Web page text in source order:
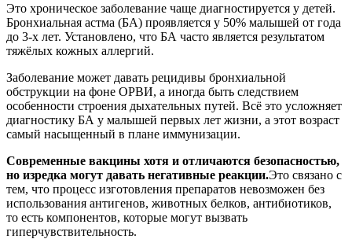
Это хроническое заболевание чаще диагностируется у детей.
Бронхиальная астма (БА) проявляется у 50% малышей от года
до 3-х лет. Установлено, что БА часто является результатом
тяжёлых кожных аллергий.
Заболевание может давать рецидивы бронхиальной
обструкции на фоне ОРВИ, а иногда быть следствием
особенности строения дыхательных путей. Всё это усложняет
диагностику БА у малышей первых лет жизни, а этот возраст
самый насыщенный в плане иммунизации.
Современные вакцины хотя и отличаются безопасностью,
но изредка могут давать негативные реакции.Это связано с
тем, что процесс изготовления препаратов невозможен без
использования антигенов, животных белков, антибиотиков,
то есть компонентов, которые могут вызвать
гиперчувствительность.